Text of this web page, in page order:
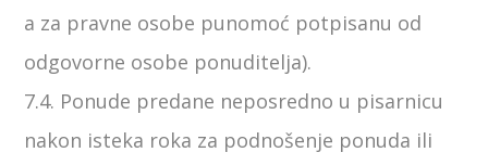
a za pravne osobe punomoć potpisanu od
odgovorne osobe ponuditelja).
7.4. Ponude predane neposredno u pisarnicu
nakon isteka roka za podnošenje ponuda ili